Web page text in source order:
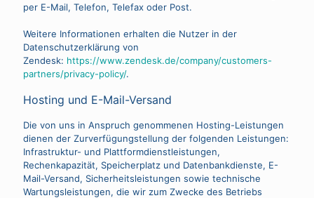
per E-Mail, Telefon, Telefax oder Post.
Weitere Informationen erhalten die Nutzer in der
Datenschutzerklärung von
Zendesk: https://www.zendesk.de/company/customers-
partners/privacy-policy/.
Hosting und E-Mail-Versand
Die von uns in Anspruch genommenen Hosting-Leistungen
dienen der Zurverfügungstellung der folgenden Leistungen:
Infrastruktur- und Plattformdienstleistungen,
Rechenkapazität, Speicherplatz und Datenbankdienste, E-
Mail-Versand, Sicherheitsleistungen sowie technische
Wartungsleistungen, die wir zum Zwecke des Betriebs